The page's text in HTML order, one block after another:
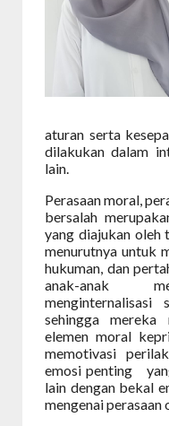
aturan serta
dilakukan dalam
lain.
Perasaan moral,
bersalah
yang diajukan oleh
menurutnya untuk
hukuman, dan
anak-anak
menginternalisasi
sehingga mereka
elemen moral
memotivasi
emosi penting
lain dengan bekal
mengenai